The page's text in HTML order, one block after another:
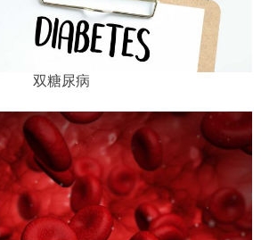
双糖尿病